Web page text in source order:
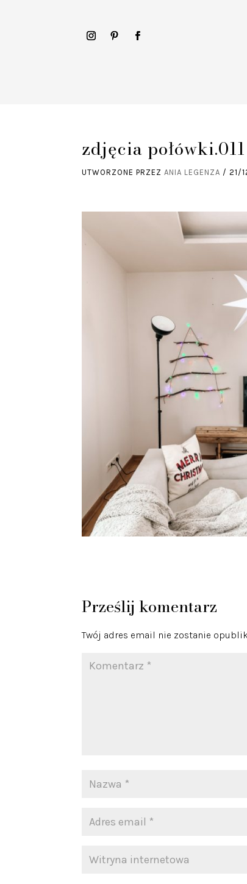
zdjęcia połówki.011
UTWORZONE PRZEZANIA LEGENZA /21/
Prześlij komentarz
Twój adres email nie zostanie